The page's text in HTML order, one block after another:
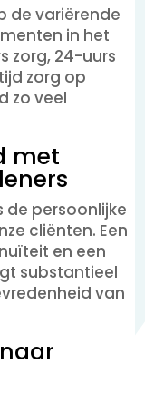
de variërende
in het
zorg, 24-uurs
zorg op
zo veel
met
de persoonlijke
cliënten. Een
en een
substantieel
van